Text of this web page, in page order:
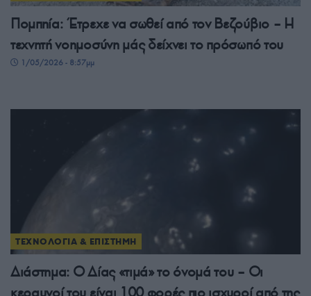
Πομπηία: Έτρεχε να σωθεί από τον Βεζούβιο – Η
τεχνητή νοημοσύνη μάς δείχνει το πρόσωπό του
1/05/2026 - 8:57μμ
ΤΕΧΝΟΛΟΓΙΑ & ΕΠΙΣΤΗΜΗ
Διάστημα: Ο Δίας «τιμά» το όνομά του – Οι
κεραυνοί του είναι 100 φορές πιο ισχυροί από της